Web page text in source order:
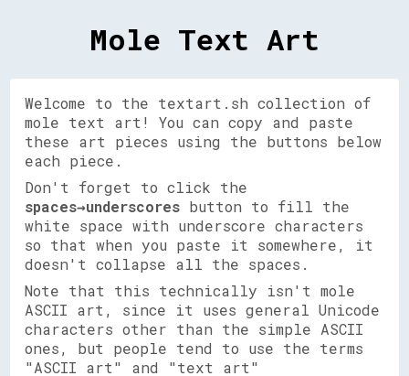
Mole Text Art
Welcome to the textart.sh collection of
mole text art! You can copy and paste
these art pieces using the buttons below
each piece.
Don't forget to click the
spaces→underscores button to fill the
white space with underscore characters
so that when you paste it somewhere, it
doesn't collapse all the spaces.
Note that this technically isn't mole
ASCII art, since it uses general Unicode
characters other than the simple ASCII
ones, but people tend to use the terms
"ASCII art" and "text art"